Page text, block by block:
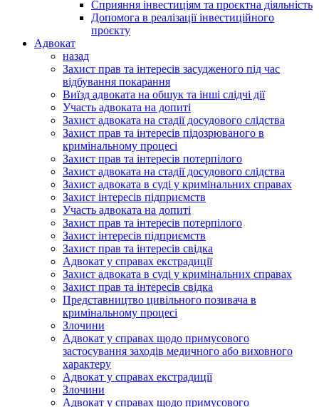
Сприяння інвестиціям та проєктна діяльність
Допомога в реалізації інвестиційного
проєкту
Адвокат
назад
Захист прав та інтересів засудженого під час
відбування покарання
Виїзд адвоката на обшук та інші слідчі дії
Участь адвоката на допиті
Захист адвоката на стадії досудового слідства
Захист прав та інтересів підозрюваного в
кримінальному процесі
Захист прав та інтересів потерпілого
Захист адвоката на стадії досудового слідства
Захист адвоката в суді у кримінальних справах
Захист інтересів підприємств
Участь адвоката на допиті
Захист прав та інтересів потерпілого
Захист інтересів підприємств
Захист прав та інтересів свідка
Адвокат у справах екстрадиції
Захист адвоката в суді у кримінальних справах
Захист прав та інтересів свідка
Представництво цивільного позивача в
кримінальному процесі
Злочини
Адвокат у справах щодо примусового
застосування заходів медичного або виховного
характеру
Адвокат у справах екстрадиції
Злочини
Адвокат у справах щодо примусового